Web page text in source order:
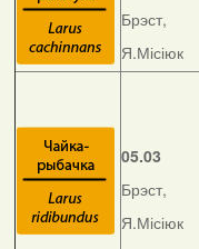
Брэст,
Я.Місіюк
05.03
Брэст,
Я.Місіюк